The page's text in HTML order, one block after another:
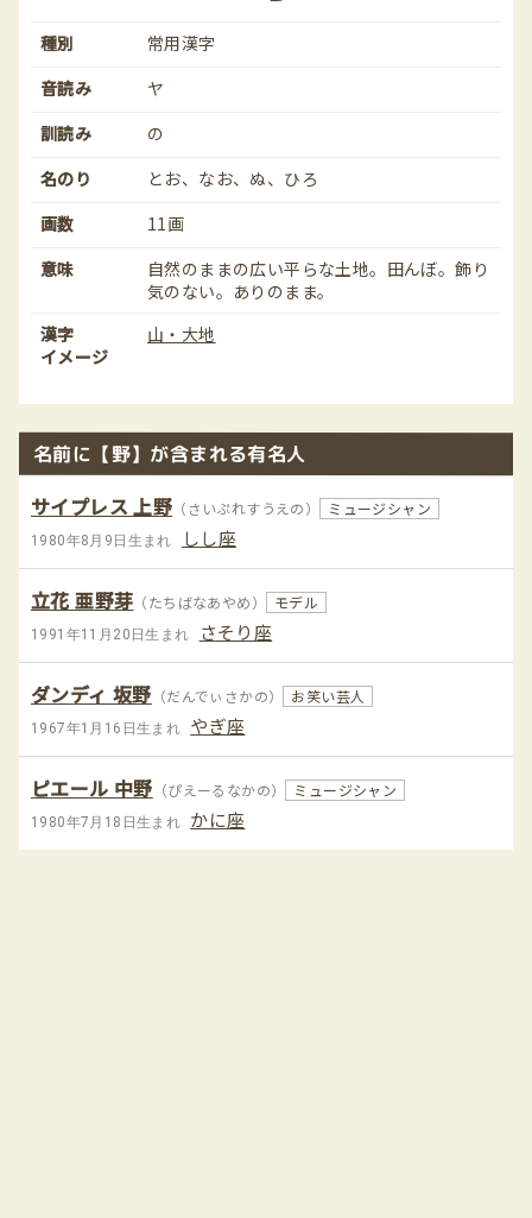
種別
常用漢字
音読み
ヤ
訓読み
の
名のり
とお、なお、ぬ、ひろ
画数
11画
意味
自然のままの広い平らな土地。田んぼ。飾り
気のない。ありのまま。
漢字
イメージ
山・大地
名前に【野】が含まれる有名人
サイプレス 上野 （さいぷれすうえの） ミュージシャン
1980年8月9日生まれ しし座
立花 亜野芽 （たちばなあやめ） モデル
1991年11月20日生まれ さそり座
ダンディ 坂野 （だんでぃさかの） お笑い芸人
1967年1月16日生まれ やぎ座
ピエール 中野 （ぴえーるなかの） ミュージシャン
1980年7月18日生まれ かに座